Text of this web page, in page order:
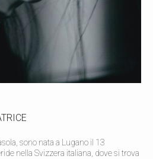
sono nata a Lugano il 13
nella Svizzera italiana, dove si trova